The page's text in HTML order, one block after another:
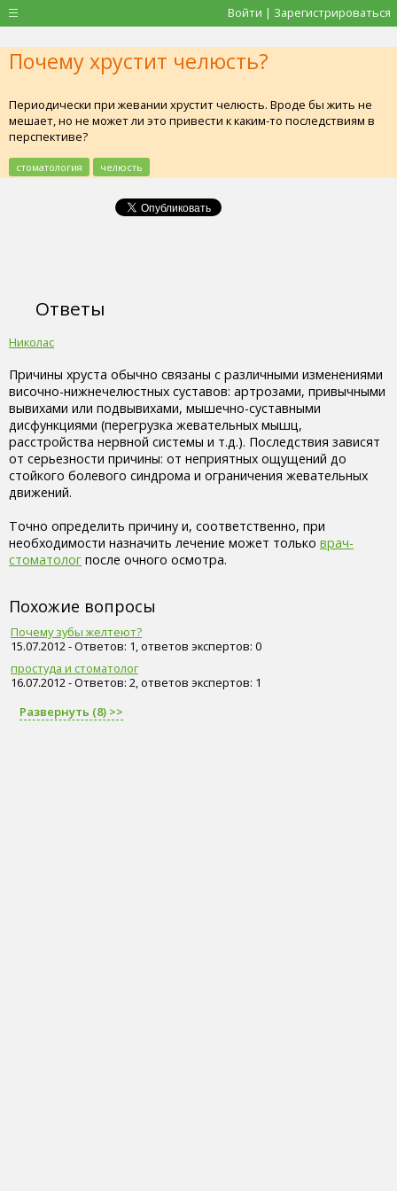
Войти | Зарегистрироваться
Почему хрустит челюсть?
Периодически при жевании хрустит челюсть. Вроде бы жить не
мешает, но не может ли это привести к каким-то последствиям в
перспективе?
стоматология челюсть
Ответы
Николас
Причины хруста обычно связаны с различными изменениями
височно-нижнечелюстных суставов: артрозами, привычными
вывихами или подвывихами, мышечно-суставными
дисфункциями (перегрузка жевательных мышц,
расстройства нервной системы и т.д.). Последствия зависят
от серьезности причины: от неприятных ощущений до
стойкого болевого синдрома и ограничения жевательных
движений.
Точно определить причину и, соответственно, при
необходимости назначить лечение может только врач-
стоматолог после очного осмотра.
Похожие вопросы
Почему зубы желтеют?
15.07.2012 - Ответов: 1, ответов экспертов: 0
простуда и стоматолог
16.07.2012 - Ответов: 2, ответов экспертов: 1
Развернуть (8) >>